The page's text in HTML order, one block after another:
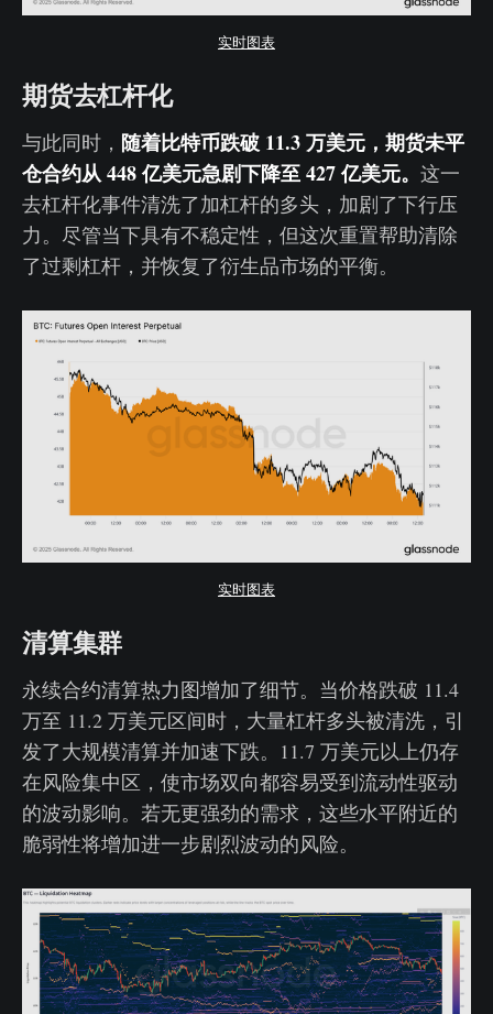
实时图表
期货去杠杆化
与此同时， 随着比特币跌破 11.3 万美元，期货未平
仓合约从 448 亿美元急剧下降至 427 亿美元。 这一
去杠杆化事件清洗了加杠杆的多头，加剧了下行压
力。尽管当下具有不稳定性，但这次重置帮助清除
了过剩杠杆，并恢复了衍生品市场的平衡。
实时图表
清算集群
永续合约清算热力图增加了细节。当价格跌破 11.4
万至 11.2 万美元区间时，大量杠杆多头被清洗，引
发了大规模清算并加速下跌。11.7 万美元以上仍存
在风险集中区，使市场双向都容易受到流动性驱动
的波动影响。若无更强劲的需求，这些水平附近的
脆弱性将增加进一步剧烈波动的风险。